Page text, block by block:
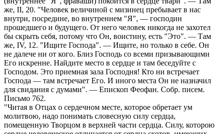
же, II, 20. "Человек величиной с мизинец пребывает в нас
внутри, посредине, во внутреннем "Я", — господин
прошедшего и будущего. От него человек никогда не захотел
бы скрыть себя, потому что Он, воистину, есть "Это". — Там
же, IV, 12. "Ищите Господа". — Ищите, но только в себе. Он
не далече ни от кого. Близ Господь со всеми призывающими
Его искренне. Найдите место в сердце и там беседуйте с
Господом. Это приемная зала Господня! Кто ни встречает
Господа — там встречает Его. И иного места Он не назначил
для свидания с думами". — Епископ Феофан. Собр. писем.
Письмо 762.
"Читая в Отцах о сердечном месте, которое обретает ум
молитвою, надо понимать словесную силу сердца,
помещенную Творцом в верхней части сердца. Силу, которою